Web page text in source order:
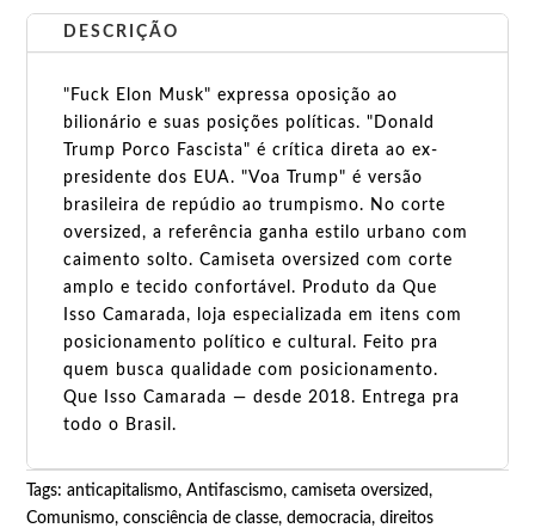
DESCRIÇÃO
"Fuck Elon Musk" expressa oposição ao
bilionário e suas posições políticas. "Donald
Trump Porco Fascista" é crítica direta ao ex-
presidente dos EUA. "Voa Trump" é versão
brasileira de repúdio ao trumpismo. No corte
oversized, a referência ganha estilo urbano com
caimento solto. Camiseta oversized com corte
amplo e tecido confortável. Produto da Que
Isso Camarada, loja especializada em itens com
posicionamento político e cultural. Feito pra
quem busca qualidade com posicionamento.
Que Isso Camarada — desde 2018. Entrega pra
todo o Brasil.
Tags:anticapitalismo,Antifascismo,camiseta oversized,
Comunismo,consciência de classe,democracia,direitos